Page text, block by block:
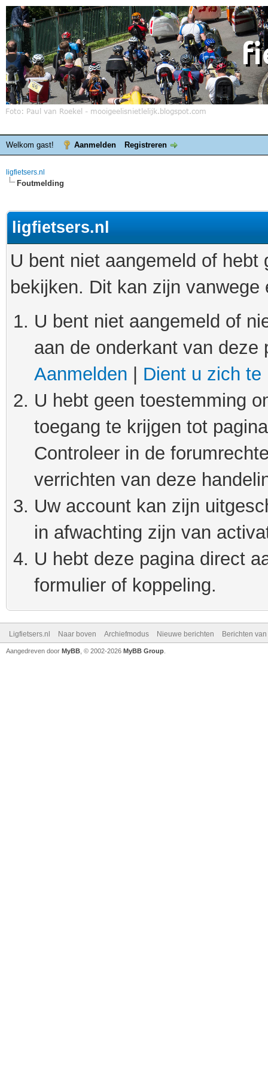
Welkom gast! Aanmelden Registreren
ligfietsers.nl
Foutmelding
ligfietsers.nl
U bent niet aangemeld of
bekijken. Dit kan zijn
U bent niet aangemeld of
aan de onderkant van
Aanmelden
Dient u zich te
U hebt geen toestemming
toegang te krijgen tot
Controleer in de
verrichten van deze
Uw account kan zijn
in afwachting zijn van
U hebt deze pagina direct
formulier of koppeling.
Ligfietsers.nl Naar boven Archiefmodus Nieuwe berichten Berichten
Aangedreven door MyBB , © 2002-2026 MyBB Group